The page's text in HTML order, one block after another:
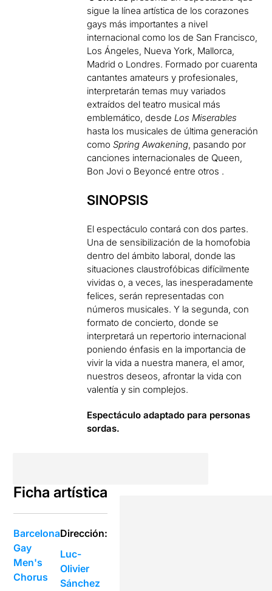
sigue la línea artística de los corazones
gays más importantes a nivel
internacional como los de San Francisco,
Los Ángeles, Nueva York, Mallorca,
Madrid o Londres. Formado por cuarenta
cantantes amateurs y profesionales,
interpretarán temas muy variados
extraídos del teatro musical más
emblemático, desdeLos Miserables
hasta los musicales de última generación
como Spring Awakening, pasando por
canciones internacionales de Queen,
Bon Jovi o Beyoncé entre otros .
SINOPSIS
El espectáculo contará con dos partes.
Una de sensibilización de la homofobia
dentro del ámbito laboral, donde las
situaciones claustrofóbicas difícilmente
vividas o, a veces, las inesperadamente
felices, serán representadas con
números musicales. Y la segunda, con
formato de concierto, donde se
interpretará un repertorio internacional
poniendo énfasis en la importancia de
vivir la vida a nuestra manera, el amor,
nuestros deseos, afrontar la vida con
valentía y sin complejos.
Espectáculo adaptado para personas
sordas.
Ficha artística
Barcelona
Gay
Men's
Chorus
Dirección:
Luc-
Olivier
Sánchez